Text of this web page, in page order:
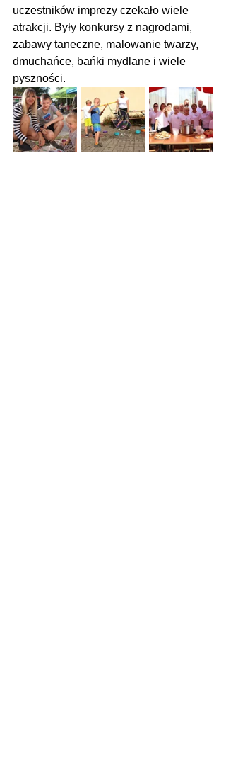
uczestników imprezy czekało wiele
atrakcji. Były konkursy z nagrodami,
zabawy taneczne, malowanie twarzy,
dmuchańce, bańki mydlane i wiele
pyszności.